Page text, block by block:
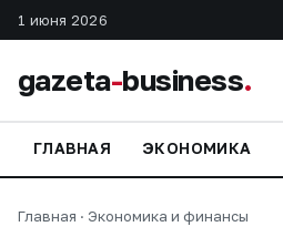
1 июня 2026
gazeta-business.
ГЛАВНАЯ ЭКОНОМИКА
Главная · Экономика и финансы